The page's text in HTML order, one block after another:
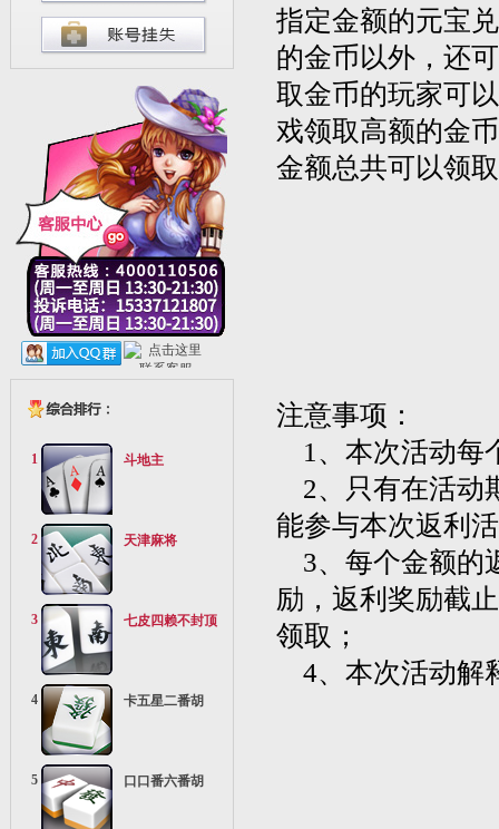
1 斗地主
2 天津麻将
3 七皮四赖不封顶
4 卡五星二番胡
5 口口番六番胡
指定金额的元宝
的金币以外，还
取金币的玩家可
戏领取高额的金
金额总共可以领
注意事项：
1、本次活动每
2、只有在活动
能参与本次返利
3、每个金额的
励，返利奖励截
领取；
4、本次活动解